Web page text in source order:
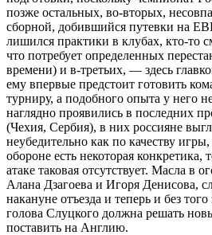
позже остальных, во-вторых,
сборной, добившийся путевки на
лишился практики в клубах, кто-то
что потребует определенных
времени) и в-третьих, — здесь
ему впервые предстоит готовить
турниру, а подобного опыта у него
наглядно проявились в последних
(Чехия, Сербия), в них россияне
неубедительно как по качеству
обороне есть некоторая конкретика,
атаке таковая отсутствует. Масла в
Алана Дзагоева и Игоря Денисова,
накануне отъезда и теперь и без
голова Слуцкого должна решать
поставить на Англию.